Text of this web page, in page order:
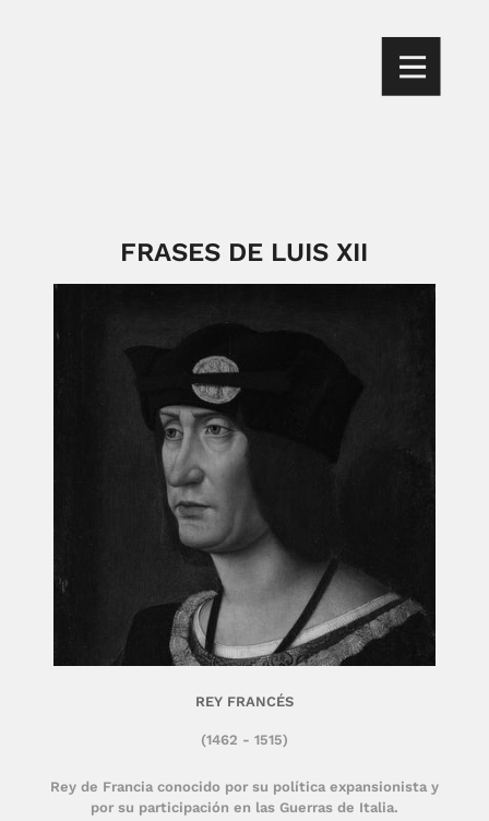
FRASES DE LUIS XII
Rey de Francia conocido por su política expansionista y
por su participación en las Guerras de Italia.
(1462 - 1515)
REY FRANCÉS